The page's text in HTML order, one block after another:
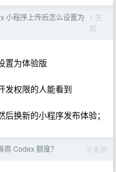
小程序上传后怎么设置为
1 天
前
置为体验版
发权限的人能看到
换新的小程序发布体验；
Codex 额度？ 3 天前